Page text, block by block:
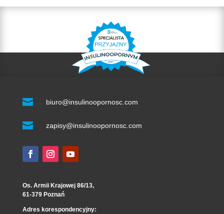
 biuro@insulinoopornosc.com
 zapisy@insulinoopornosc.com
Os. Armii Krajowej 86/13,
61-379 Poznań
Adres korespondencyjny: